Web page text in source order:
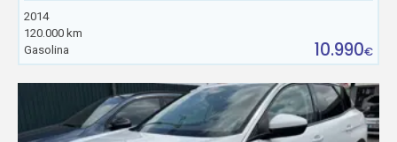
2014
120.000 km
Gasolina
10.990€